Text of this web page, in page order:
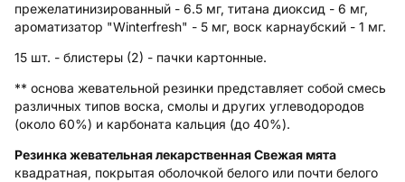
прежелатинизированный - 6.5 мг, титана диоксид - 6 мг,
ароматизатор "Winterfresh" - 5 мг, воск карнаубский - 1 мг.
15 шт. - блистеры (2) - пачки картонные.
** основа жевательной резинки представляет собой смесь
различных типов воска, смолы и других углеводородов
(около 60%) и карбоната кальция (до 40%).
Резинка жевательная лекарственная Свежая мята
квадратная, покрытая оболочкой белого или почти белого